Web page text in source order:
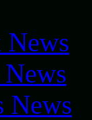
News
News